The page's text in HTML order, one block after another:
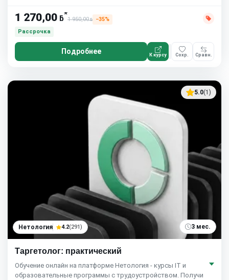
1 270,00 ƃ*
1 950,00ƃ
−35%
Рассрочка
Подробнее К курсу Сохр. Сравн.
5.0(1)
Нетология 4.2(291) 3 мес.
Таргетолог: практический
Обучение онлайн на платформе Нетология - курсы IT и
образовательные программы с трудоустройством. Получи